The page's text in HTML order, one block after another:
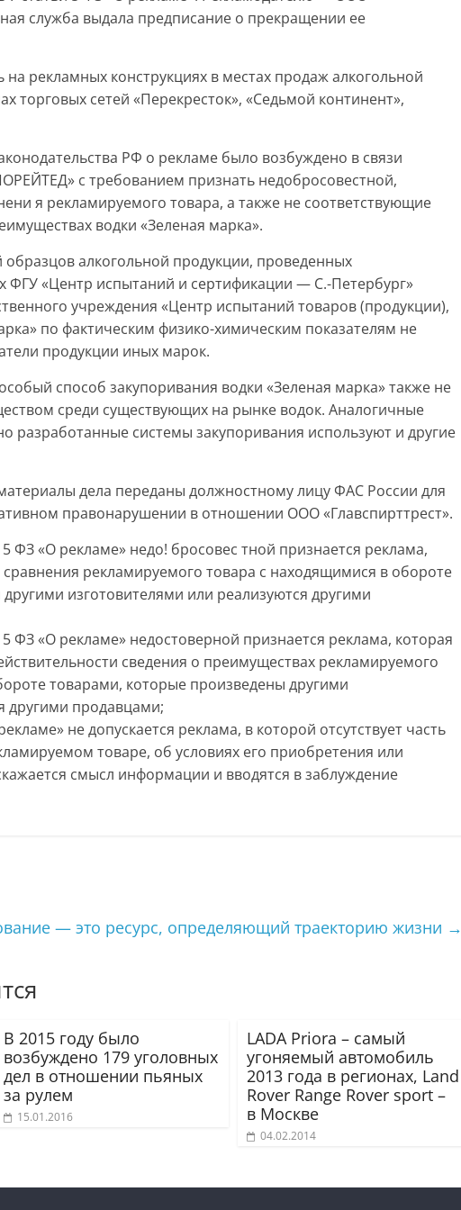
служба выдала предписание о прекращении ее
на рекламных конструкциях в местах продаж алкогольной
торговых сетей «Перекресток», «Седьмой континент»,
РФ о рекламе было возбуждено в связи
с требованием признать недобросовестной,
я рекламируемого товара, а также не соответствующие
водки «Зеленая марка».
алкогольной продукции, проведенных
ФГУ «Центр испытаний и сертификации — С.-Петербург»
учреждения «Центр испытаний товаров (продукции),
по фактическим физико-химическим показателям не
продукции иных марок.
способ закупоривания водки «Зеленая марка» также не
среди существующих на рынке водок. Аналогичные
разработанные системы закупоривания используют и другие
дела переданы должностному лицу ФАС России для
правонарушении в отношении ООО «Главспирттрест».
5 ФЗ «О рекламе» недо! бросовес тной признается реклама,
рекламируемого товара с находящимися в обороте
изготовителями или реализуются другими
5 ФЗ «О рекламе» недостоверной признается реклама, которая
сведения о преимуществах рекламируемого
товарами, которые произведены другими
другими продавцами;
не допускается реклама, в которой отсутствует часть
товаре, об условиях его приобретения или
смысл информации и вводятся в заблуждение
— это ресурс, определяющий траекторию жизни →
В 2015 году было
возбуждено 179 уголовных
дел в отношении пьяных
за рулем
15.01.2016
LADA Priora – самый
угоняемый автомобиль
2013 года в регионах, Land
Rover Range Rover sport –
в Москве
04.02.2014